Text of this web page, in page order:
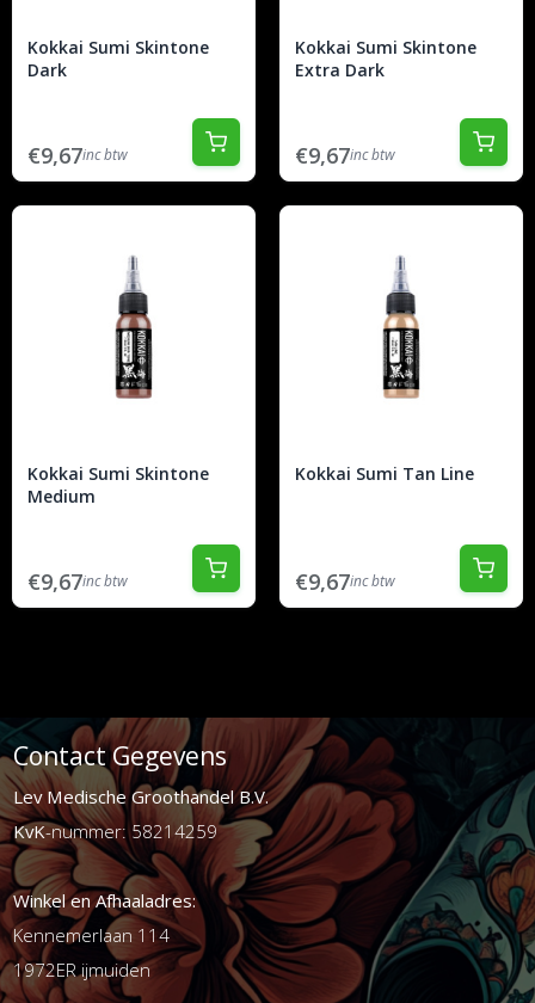
Kokkai Sumi Skintone
Dark
€9,67inc btw
Kokkai Sumi Skintone
Extra Dark
€9,67inc btw
Kokkai Sumi Skintone
Medium
€9,67inc btw
Kokkai Sumi Tan Line
€9,67inc btw
Contact Gegevens
Lev Medische Groothandel B.V.
KvK-nummer: 58214259
Winkel en Afhaaladres:
Kennemerlaan 114
1972ER ijmuiden